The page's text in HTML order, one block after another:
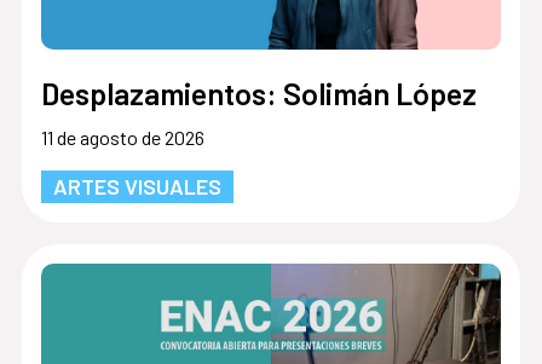
Desplazamientos: Solimán López
11 de agosto de 2026
ARTES VISUALES